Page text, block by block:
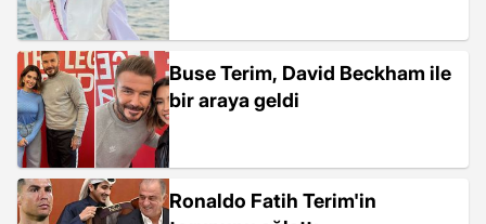
Buse Terim, David Beckham ile
bir araya geldi
Ronaldo Fatih Terim'in